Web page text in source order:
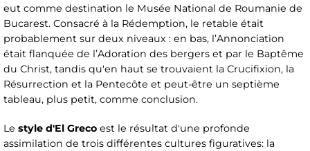
eut comme destination le Musée National de Roumanie de
Bucarest. Consacré à la Rédemption, le retable était
probablement sur deux niveaux : en bas, l’Annonciation
était flanquée de l’Adoration des bergers et par le Baptême
du Christ, tandis qu'en haut se trouvaient la Crucifixion, la
Résurrection et la Pentecôte et peut-être un septième
tableau, plus petit, comme conclusion.
Le style d'El Greco est le résultat d'une profonde
assimilation de trois différentes cultures figuratives: la